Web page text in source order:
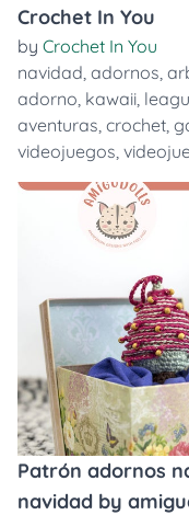
Crochet In You
by Crochet In You
navidad, adornos,
adorno, kawaii,
aventuras, crochet,
videojuegos,
Patrón adornos
navidad by